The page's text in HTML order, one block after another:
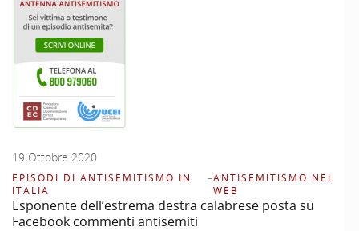
19 Ottobre 2020
EPISODI DI ANTISEMITISMO IN
ITALIA
–ANTISEMITISMO NEL
WEB
Esponente dell’estrema destra calabrese posta su
Facebook commenti antisemiti